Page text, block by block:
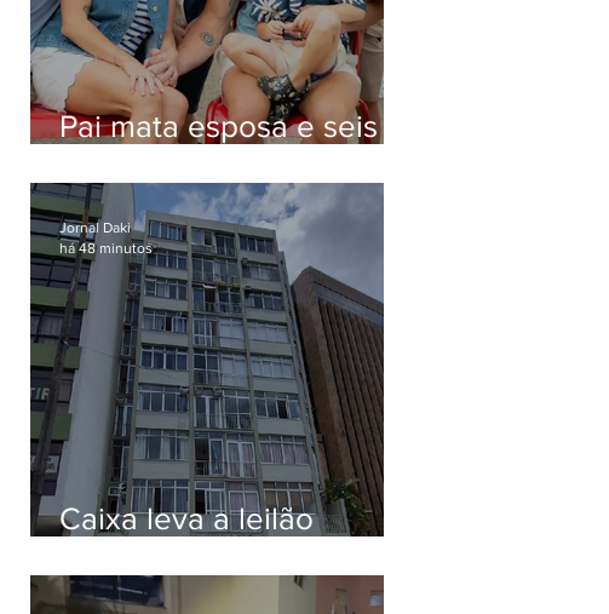
Pai mata esposa e seis
funeral
Caixa leva a leilão
Bolsonaro em Botafogo
Jornal Daki
há 48 minutos